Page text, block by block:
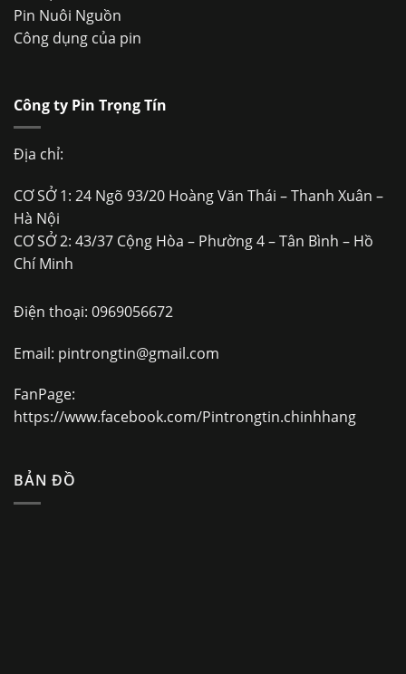
Pin Nuôi Nguồn
Công dụng của pin
Công ty Pin Trọng Tín
Địa chỉ:
CƠ SỞ 1: 24 Ngõ 93/20 Hoàng Văn Thái – Thanh Xuân –
Hà Nội
CƠ SỞ 2: 43/37 Cộng Hòa – Phường 4 – Tân Bình – Hồ
Chí Minh
Điện thoại: 0969056672
Email: pintrongtin@gmail.com
FanPage:
https://www.facebook.com/Pintrongtin.chinhhang
BẢN ĐỒ